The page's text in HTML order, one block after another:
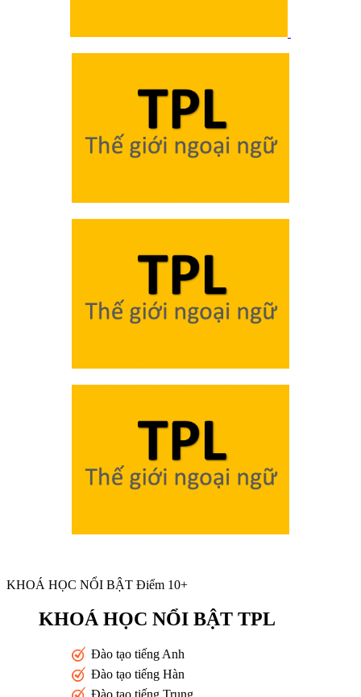
KHOÁ HỌC NỔI BẬT Điểm 10+
KHOÁ HỌC NỔI BẬT TPL
Đào tạo tiếng Anh
Đào tạo tiếng Hàn
Đào tạo tiếng Trung